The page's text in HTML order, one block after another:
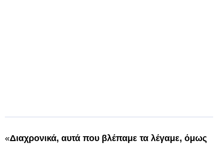
«Διαχρονικά, αυτά που βλέπαμε τα λέγαμε, όμως